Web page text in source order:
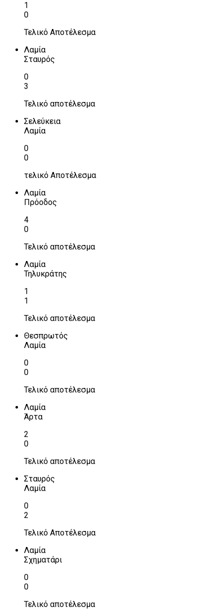
1
0
Τελικό Αποτέλεσμα
Λαμία
Σταυρός
0
3
Τελικό αποτέλεσμα
Σελεύκεια
Λαμία
0
0
τελικό Αποτέλεσμα
Λαμία
Πρόοδος
4
0
Τελικό αποτέλεσμα
Λαμία
Τηλυκράτης
1
1
Τελικό αποτέλεσμα
Θεσπρωτός
Λαμία
0
0
Τελικό αποτέλεσμα
Λαμία
Άρτα
2
0
Τελικό αποτέλεσμα
Σταυρός
Λαμία
0
2
Τελικό Αποτέλεσμα
Λαμία
Σχηματάρι
0
0
Τελικό αποτέλεσμα